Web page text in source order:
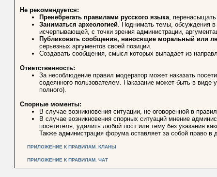
Не рекомендуется:
Пренебрегать правилами русского языка,
Заниматься археологией. Поднимать темы, обсуждения
исчерпывающей, с точки зрения администрации,
Публиковать сообщения, наносящие моральный или
серьезных аргументов своей позиции.
Создавать сообщения, смысл которых выпадает из
Ответственность:
За несоблюдение правил модератор может наказать
содеянного пользователем. Наказание может быть в виде
полного).
Спорные моменты:
В случае возникновения ситуации, не оговоренной в
В случае возникновения спорных ситуаций мнение
посетителя, удалить любой пост или тему без указания
Также администрация форума оставляет за собой право
ПРИЛОЖЕНИЕ К ПРАВИЛАМ. КЛАНЫ
ПРИЛОЖЕНИЕ К ПРАВИЛАМ. ЧАТ